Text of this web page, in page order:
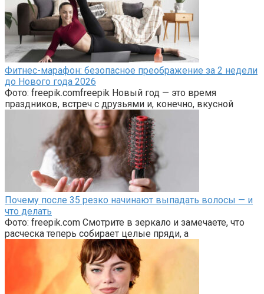
Фитнес-марафон: безопасное преображение за 2 недели
до Нового года 2026
Фото: freepik.comfreepik Новый год — это время
праздников, встреч с друзьями и, конечно, вкусной
Почему после 35 резко начинают выпадать волосы — и
что делать
Фото: freepik.com Смотрите в зеркало и замечаете, что
расческа теперь собирает целые пряди, а